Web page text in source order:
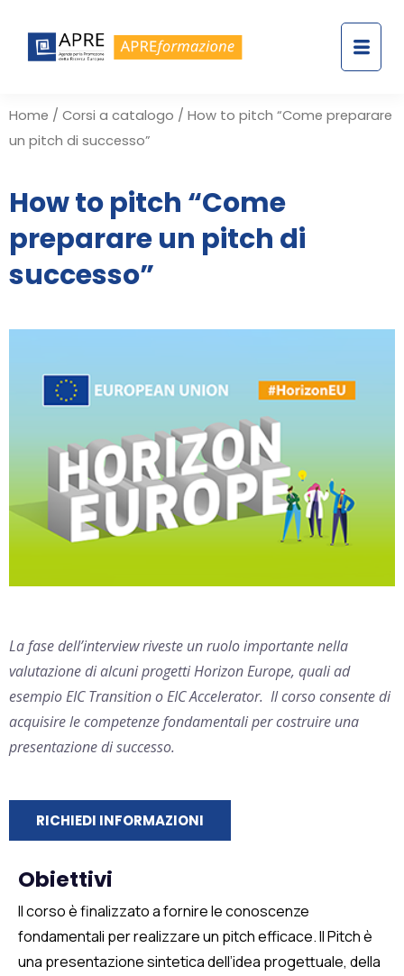
Home / Corsi a catalogo / How to pitch “Come preparare
un pitch di successo”
How to pitch “Come
preparare un pitch di
successo”
La fasedell’interviewriveste un ruolo importantenella
valutazione di alcuni progetti Horizon Europe, quali ad
esempio EICTransitiono EIC Accelerator. Il corso consente di
acquisire le competenze fondamentaliper costruire una
presentazione di successo.
RICHIEDI INFORMAZIONI
Obiettivi
Il corso è finalizzato a fornire le conoscenze
fondamentali per realizzare un pitch efficace.Il Pitch è
una presentazione sinteticadell’idea progettuale, della